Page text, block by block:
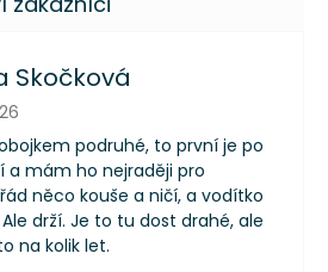
Skočková
obchodu je 5 z 5 hvězdiček.
podruhé, to první je po
a mám ho nejraději pro
něco kouše a ničí, a vodítko
drží. Je to tu dost drahé, ale
na kolik let.